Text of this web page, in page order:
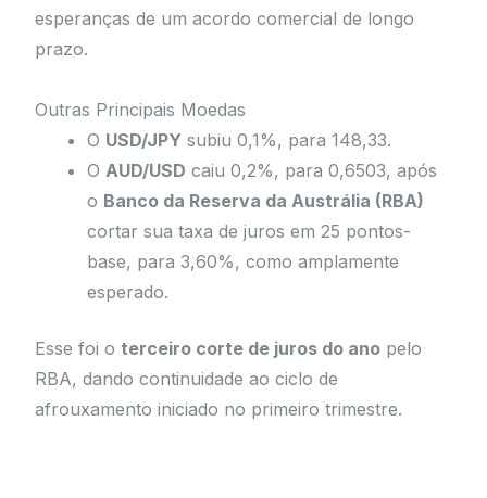
esperanças de um acordo comercial de longo
prazo.
Outras Principais Moedas
O USD/JPY subiu 0,1%, para 148,33.
OAUD/USD caiu 0,2%, para 0,6503, após
o Banco da Reserva da Austrália (RBA)
cortar sua taxa de juros em 25 pontos-
base, para 3,60%, como amplamente
esperado.
Esse foi oterceiro corte de juros do ano pelo
RBA, dando continuidade ao ciclo de
afrouxamento iniciado no primeiro trimestre.